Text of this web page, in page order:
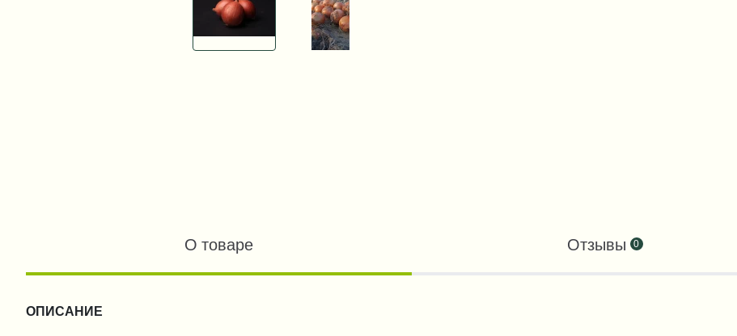
О товаре Отзывы 0
ОПИСАНИЕ